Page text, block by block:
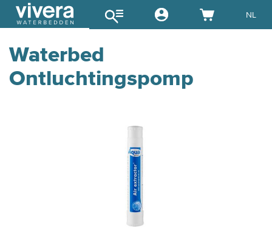
NL
Waterbed
Ontluchtingspomp